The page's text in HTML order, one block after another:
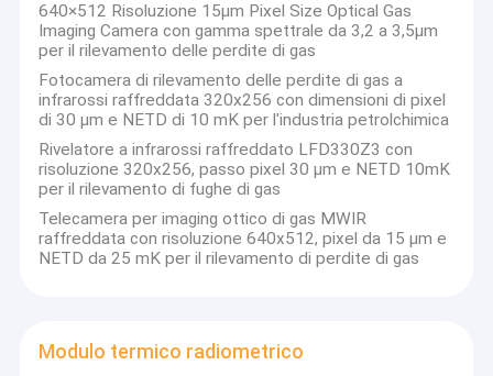
Casa
Video
640×512 Risoluzione 15μm Pixel Size Optical Gas
Imaging Camera con gamma spettrale da 3,2 a 3,5μm
per il rilevamento delle perdite di gas
Fotocamera di rilevamento delle perdite di gas a
infrarossi raffreddata 320x256 con dimensioni di pixel
di 30 μm e NETD di 10 mK per l'industria petrolchimica
Rivelatore a infrarossi raffreddato LFD330Z3 con
risoluzione 320x256, passo pixel 30 µm e NETD 10mK
per il rilevamento di fughe di gas
Telecamera per imaging ottico di gas MWIR
raffreddata con risoluzione 640x512, pixel da 15 µm e
NETD da 25 mK per il rilevamento di perdite di gas
Modulo termico radiometrico
soluzioni applicative.SensorMicro è specializzata nella fornitura